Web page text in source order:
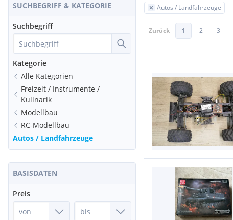
SUCHBEGRIFF & KATEGORIE
Suchbegriff
Kategorie
Alle Kategorien
Freizeit / Instrumente /
Kulinarik
Modellbau
RC-Modellbau
Autos / Landfahrzeuge
BASISDATEN
Preis
Autos / Landfahrzeuge
Zurück 1 2 3